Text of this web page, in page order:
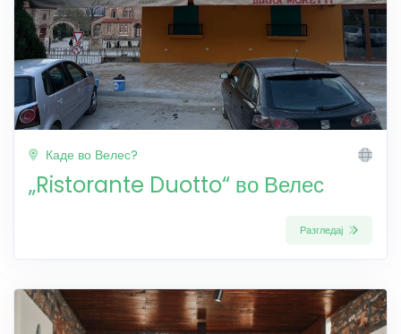
Каде во Велес?
„Ristorante Duotto“ во Велес
Разгледај